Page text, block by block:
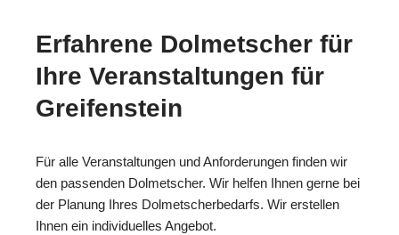
Erfahrene Dolmetscher für
Ihre Veranstaltungen für
Greifenstein
Für alle Veranstaltungen und Anforderungen finden wir
den passenden Dolmetscher. Wir helfen Ihnen gerne bei
der Planung Ihres Dolmetscherbedarfs. Wir erstellen
Ihnen ein individuelles Angebot.